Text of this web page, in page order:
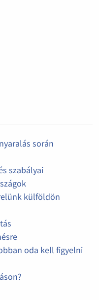
során
szabályai
külföldön
oda kell figyelni